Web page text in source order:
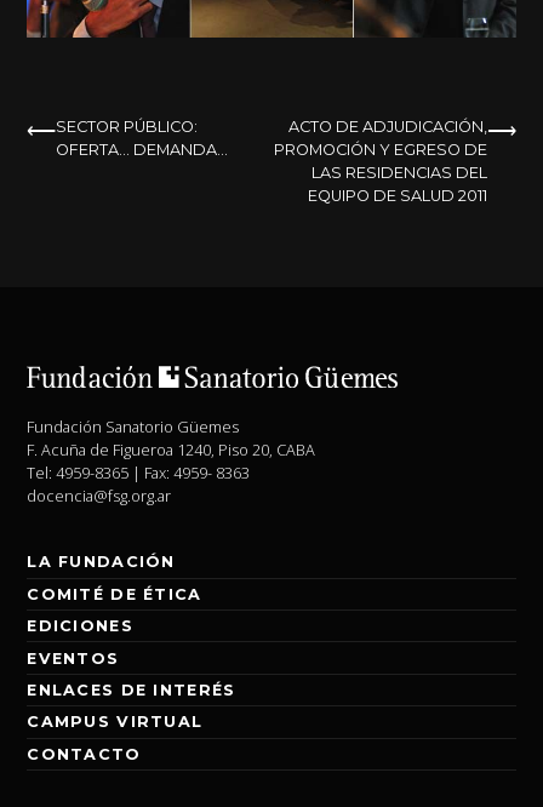
NAVEGACIÓN
SECTOR PÚBLICO:
OFERTA… DEMANDA…
ACTO DE ADJUDICACIÓN,
PROMOCIÓN Y EGRESO DE
LAS RESIDENCIAS DEL
EQUIPO DE SALUD 2011
Fundación Sanatorio Güemes
F. Acuña de Figueroa 1240, Piso 20, CABA
Tel: 4959-8365 | Fax: 4959- 8363
docencia@fsg.org.ar
LA FUNDACIÓN
COMITÉ DE ÉTICA
EDICIONES
EVENTOS
ENLACES DE INTERÉS
CAMPUS VIRTUAL
CONTACTO